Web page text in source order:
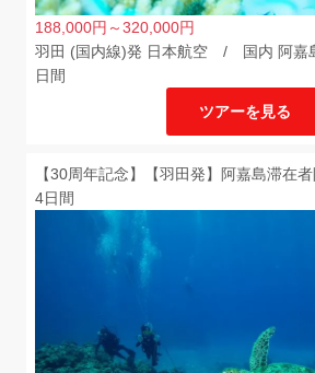
188,000円 ～320,000円
羽田 (国内線)発 日本航空 / 国内 阿嘉
日間
ツアーを見る
【30周年記念】【羽田発】阿嘉島滞在
4日間